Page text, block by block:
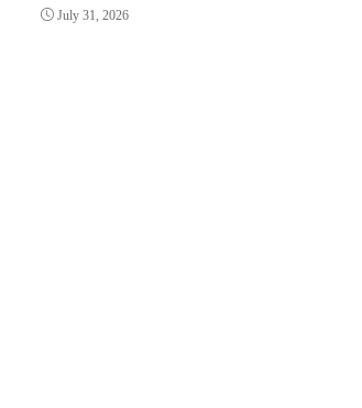
July 31, 2026